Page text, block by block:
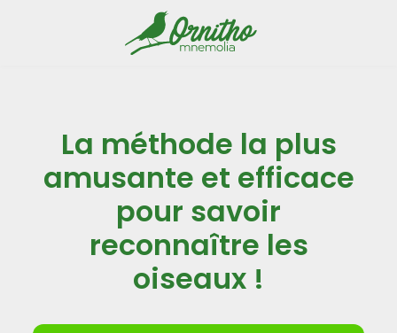
La méthode la plus
amusante et efficace
pour savoir
reconnaître les
oiseaux !